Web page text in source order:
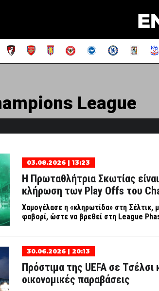
League
03.08.2026 | 13:23
Η Πρωταθλήτρια Σκωτίας
κλήρωση των Play Offs του
Χαμογέλασε η «κληρωτίδα» στη Σέλτικ,
φαβορί, ώστε να βρεθεί στη League
30.06.2026 | 20:13
Πρόστιμα της UEFA σε Τσέλσι
οικονομικές παραβάσεις